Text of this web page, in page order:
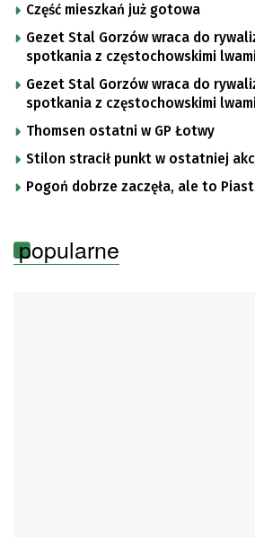
Część mieszkań już gotowa
Gezet Stal Gorzów wraca do
spotkania z częstochowskimi
Gezet Stal Gorzów wraca do
spotkania z częstochowskimi
Thomsen ostatni w GP Łotwy
Stilon stracił punkt w ostatniej
Pogoń dobrze zaczęła, ale to
popularne